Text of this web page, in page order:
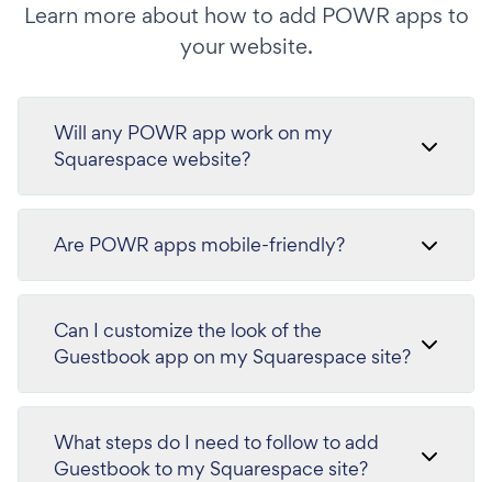
Learn more about how to add POWR apps to
your website.
Will any POWR app work on my
Squarespace website?
Are POWR apps mobile-friendly?
Can I customize the look of the
Guestbook app on my Squarespace site?
What steps do I need to follow to add
Guestbook to my Squarespace site?